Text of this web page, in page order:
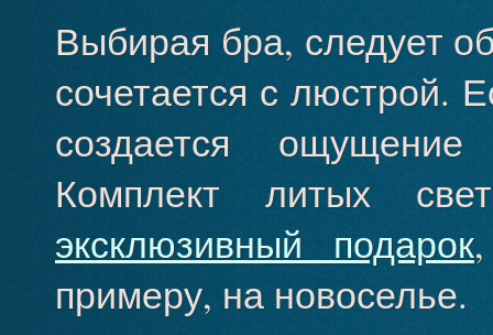
Выбирая бра, следует
сочетается с люстрой.
создается ощущение
Комплект литых
эксклюзивный подарок
примеру, на новоселье.